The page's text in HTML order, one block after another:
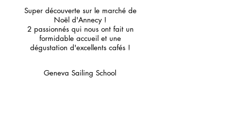
Super découverte sur le marché de
Noël d'Annecy !
2 passionnés qui nous ont fait un
formidable accueil et une
dégustation d'excellents cafés !
Geneva Sailing School